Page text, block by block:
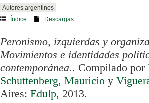
Autores argentinos
Índice
Descargas
Peronismo, izquierdas y
Movimientos e identidades
contemporánea.. Compilado por
Schuttenberg, Mauricio y
Aires: Edulp, 2013.